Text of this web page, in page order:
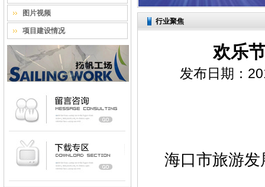
图片视频
项目建设情况
行业聚焦
欢乐
发布日期：
海口市旅游